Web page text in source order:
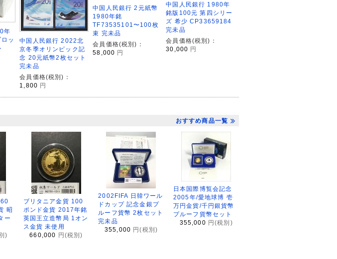
年
ッ
中国人民銀行 2022北
京冬季オリンピック記
念 20元紙幣2枚セット
完未品
会員価格(税別)：
1,800 円
中国人民銀行 2元紙幣
1980年銘
TF73535101〜100枚
束 完未品
会員価格(税別)：
58,000 円
中国人民銀行 1980年
銘版100元 第四シリー
ズ 希少 CP33659184
完未品
会員価格(税別)：
30,000 円
おすすめ商品一覧
昭
ー
)
ブリタニア金貨 100
ポンド金貨 2017年銘
英国王立造幣局 1オン
ス金貨 未使用
660,000 円(税別)
2002FIFA 日韓ワール
ドカップ 記念金銀プ
ルーフ貨幣 2枚セット
完未品
355,000 円(税別)
日本国際博覧会記念
2005年/愛地球博 壱
万円金貨/千円銀貨幣
プルーフ貨幣セット
355,000 円(税別)